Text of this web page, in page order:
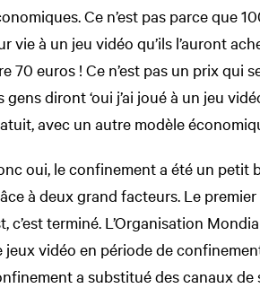
Ce n’est pas parce que
vie à un jeu vidéo qu’ils l’auront
70 euros ! Ce n’est pas un prix qui
gens diront ‘oui j’ai joué à un jeu
avec un autre modèle
oui, le confinement a été un
à deux grand facteurs. Le
c’est terminé. L’Organisation
jeux vidéo en période de
a substitué des canaux